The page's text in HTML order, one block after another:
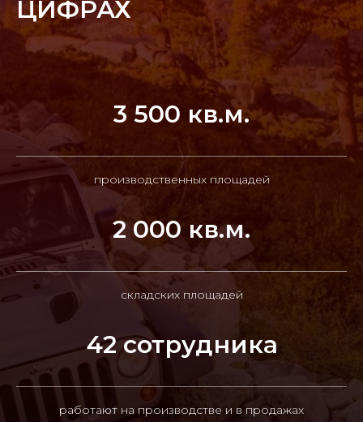
ЦИФРАХ
3 500 кв.м.
производственных площадей
2 000 кв.м.
складских площадей
42 сотрудника
работают на производстве и в продажах